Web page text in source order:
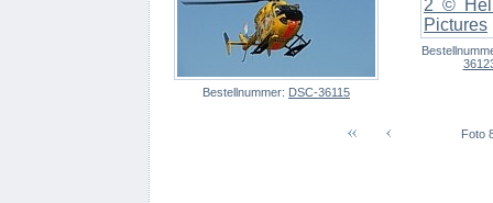
Bestellnummer: DSC-36115
Foto